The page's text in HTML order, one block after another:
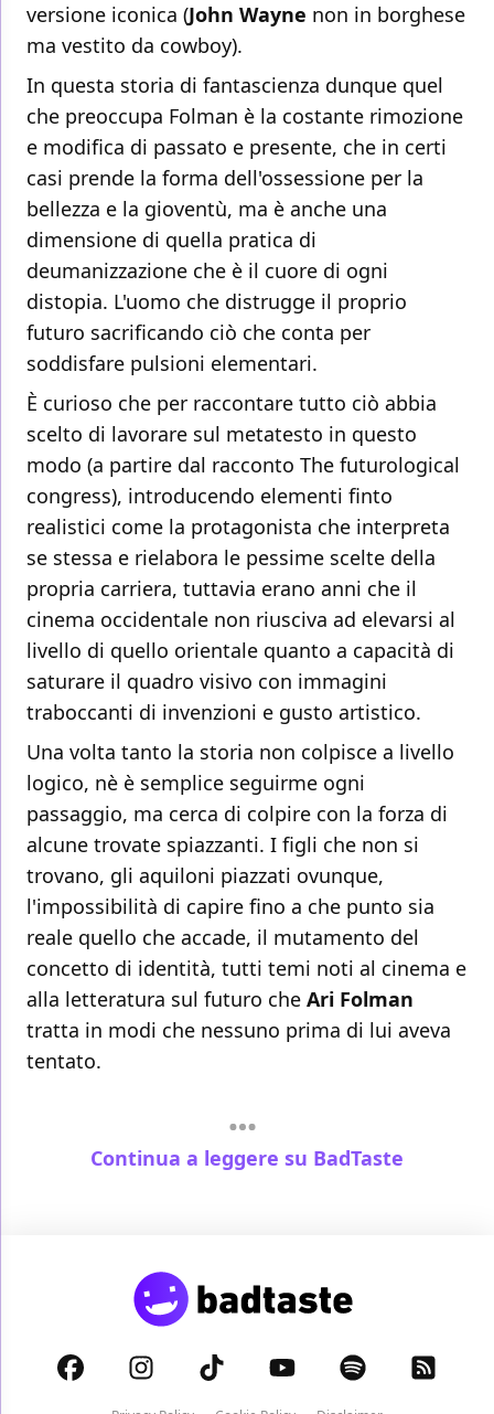
versione iconica (John Wayne non in borghese
ma vestito da cowboy).
In questa storia di fantascienza dunque quel
che preoccupa Folman è la costante rimozione
e modifica di passato e presente, che in certi
casi prende la forma dell'ossessione per la
bellezza e la gioventù, ma è anche una
dimensione di quella pratica di
deumanizzazione che è il cuore di ogni
distopia. L'uomo che distrugge il proprio
futuro sacrificando ciò che conta per
soddisfare pulsioni elementari.
È curioso che per raccontare tutto ciò abbia
scelto di lavorare sul metatesto in questo
modo (a partire dal racconto The futurological
congress), introducendo elementi finto
realistici come la protagonista che interpreta
se stessa e rielabora le pessime scelte della
propria carriera, tuttavia erano anni che il
cinema occidentale non riusciva ad elevarsi al
livello di quello orientale quanto a capacità di
saturare il quadro visivo con immagini
traboccanti di invenzioni e gusto artistico.
Una volta tanto la storia non colpisce a livello
logico, nè è semplice seguirme ogni
passaggio, ma cerca di colpire con la forza di
alcune trovate spiazzanti. I figli che non si
trovano, gli aquiloni piazzati ovunque,
l'impossibilità di capire fino a che punto sia
reale quello che accade, il mutamento del
concetto di identità, tutti temi noti al cinema e
alla letteratura sul futuro che Ari Folman
tratta in modi che nessuno prima di lui aveva
tentato.
Continua a leggere su BadTaste